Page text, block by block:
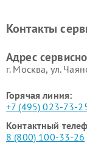
пылесосов Midea
Контакты
Адрес
г. Москва, ул.
Горячая линия:
+7 (495) 023-73-
Контактный
8 (800) 100-33-26